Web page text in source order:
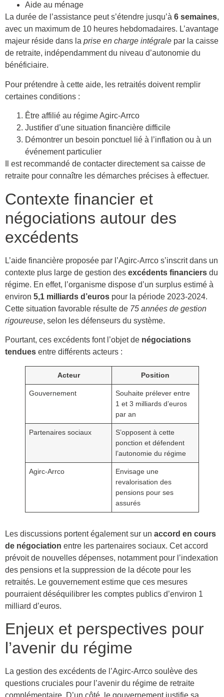
Aide au ménage
La durée de l’assistance peut s’étendre jusqu’à 6 semaines,
avec un maximum de 10 heures hebdomadaires. L’avantage
majeur réside dans la prise en charge intégrale par la caisse
de retraite, indépendamment du niveau d’autonomie du
bénéficiaire.
Pour prétendre à cette aide, les retraités doivent remplir
certaines conditions :
Être affilié au régime Agirc-Arrco
Justifier d’une situation financière difficile
Démontrer un besoin ponctuel lié à l’inflation ou à un
événement particulier
Il est recommandé de contacter directement sa caisse de
retraite pour connaître les démarches précises à effectuer.
Contexte financier et
négociations autour des
excédents
L’aide financière proposée par l’Agirc-Arrco s’inscrit dans un
contexte plus large de gestion des excédents financiers du
régime. En effet, l’organisme dispose d’un surplus estimé à
environ 5,1 milliards d’euros pour la période 2023-2024.
Cette situation favorable résulte de 75 années de gestion
rigoureuse, selon les défenseurs du système.
Pourtant, ces excédents font l’objet de négociations
tendues entre différents acteurs :
Acteur Position
Gouvernement
Souhaite prélever entre
1 et 3 milliards d’euros
par an
Partenaires sociaux
S’opposent à cette
ponction et défendent
l’autonomie du régime
Agirc-Arrco
Envisage une
revalorisation des
pensions pour ses
assurés
Les discussions portent également sur un accord en cours
de négociation entre les partenaires sociaux. Cet accord
prévoit de nouvelles dépenses, notamment pour l’indexation
des pensions et la suppression de la décote pour les
retraités. Le gouvernement estime que ces mesures
pourraient déséquilibrer les comptes publics d’environ 1
milliard d’euros.
Enjeux et perspectives pour
l’avenir du régime
La gestion des excédents de l’Agirc-Arrco soulève des
questions cruciales pour l’avenir du régime de retraite